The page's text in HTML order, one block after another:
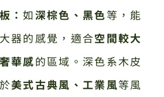
：如深棕色、黑色等，能
器的感覺，適合空間較大
奢華感的區域。深色系木皮
美式古典風、工業風等風